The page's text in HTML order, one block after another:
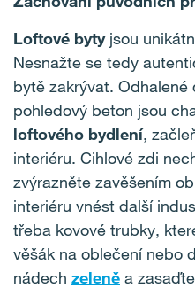
Loftové bytyjsou
Nesnažte se tedy
bytě zakrývat. Odhalené
pohledový beton jsou
loftového bydlení,
interiéru. Cihlové zdi
zvýrazněte zavěšením
interiéru vnést další
třeba kovové trubky,
věšák na oblečení nebo
nádech zeleně a